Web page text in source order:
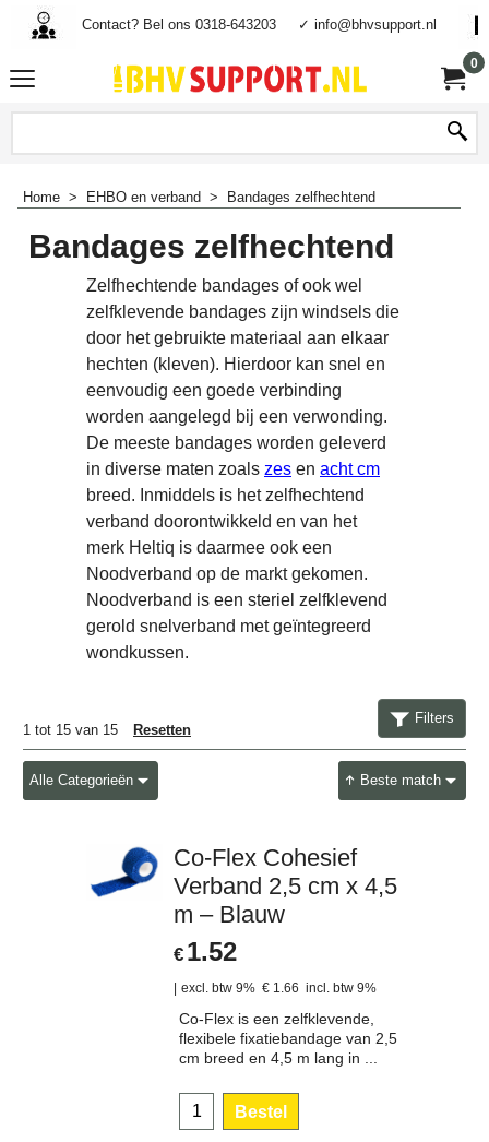
Contact? Bel ons 0318-643203 ✓ info@bhvsupport.nl
0
Home > EHBO en verband > Bandages zelfhechtend
Bandages zelfhechtend
Zelfhechtende bandages of ook wel
zelfklevende bandages zijn windsels die
door het gebruikte materiaal aan elkaar
hechten (kleven). Hierdoor kan snel en
eenvoudig een goede verbinding
worden aangelegd bij een verwonding.
De meeste bandages worden geleverd
in diverse maten zoals zes en acht cm
breed. Inmiddels is het zelfhechtend
verband doorontwikkeld en van het
merk Heltiq is daarmee ook een
Noodverband op de markt gekomen.
Noodverband is een steriel zelfklevend
gerold snelverband met geïntegreerd
wondkussen.
1 tot 15 van 15 Resetten
Filters
Alle Categorieën Beste match
Co-Flex Cohesief
Verband 2,5 cm x 4,5
m – Blauw
€ 1.52
excl. btw 9% € 1.66 incl. btw 9%
Co-Flex is een zelfklevende,
flexibele fixatiebandage van 2,5
cm breed en 4,5 m lang in ...
Bestel